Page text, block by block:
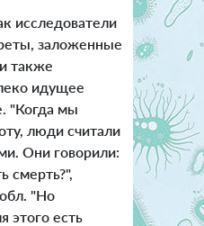
исследователи
заложенные
также
идущее
"Когда мы
люди считали
Они говорили:
смерть?",
"Но
этого есть